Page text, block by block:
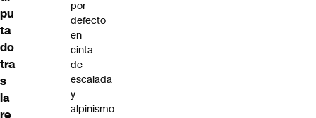
pu
ta
do
tra
s
la
re
por
defecto
en
cinta
de
escalada
y
alpinismo